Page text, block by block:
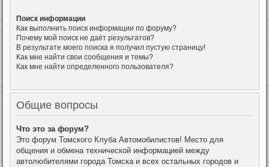
Поиск информации
Как выполнить поиск информации по форуму?
Почему мой поиск не даёт результатов?
В результате моего поиска я получил пустую страницу!
Как мне найти свои сообщения и темы?
Как мне найти определенного пользователя?
Общие вопросы
Что это за форум?
Это форум Томского Клуба Автомобилистов! Место для
общения и обмена технической информацией между
автолюбителями города Томска и всех остальных городов и